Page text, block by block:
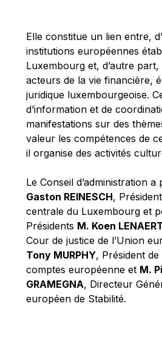
Michael Sohlman
Michel Goedert
Mireille Delmas-Marty
Nobuo Tanaka
Otmar Issing
Paolo Mengozzi
Paschal Donohoe
Pat Cox
Patrizia Nanz
Philippe Maystadt
Pierre Gramegna
Richard Pelly
Robert Goebbels
Robert REYNDERS
Elle constitue un lien entre,
institutions européennes
Luxembourg et, d’autre
acteurs de la vie financière,
juridique luxembourgeoise.
d’information et de
manifestations sur des
valeur les compétences de
il organise des activités
Le Conseil d’administration
Gaston REINESCH,
centrale du Luxembourg et
Présidents M. Koen
Cour de justice de l’Union
Tony MURPHY, Président
comptes européenne et M.
GRAMEGNA, Directeur
européen de Stabilité.